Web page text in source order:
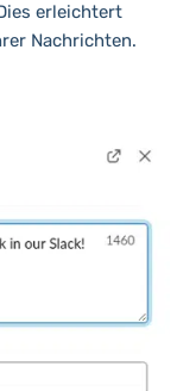
erleichtert
Nachrichten.